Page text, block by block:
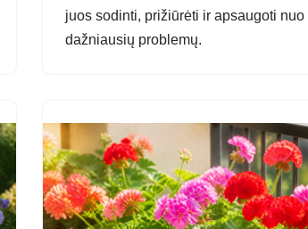
juos sodinti, prižiūrėti ir apsaugoti nuo
dažniausių problemų.